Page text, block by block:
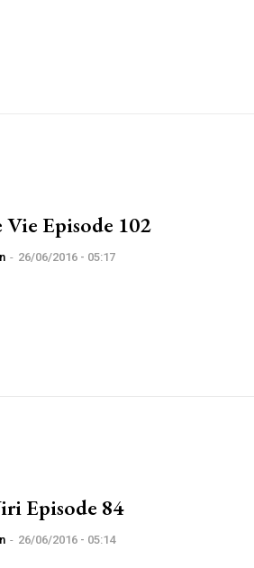
Episode 102
- 26/06/2016 - 05:17
Episode 84
- 26/06/2016 - 05:14